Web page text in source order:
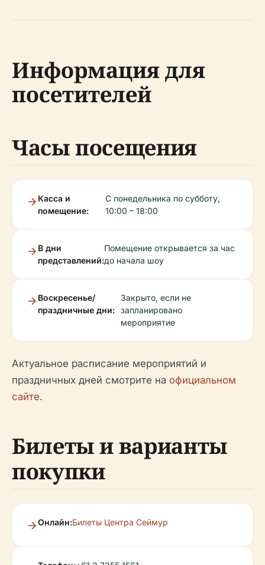
Информация для
посетителей
Часы посещения
Касса и
помещение:
С понедельника по субботу,
10:00 – 18:00
В дни
представлений:
Помещение открывается за час
до начала шоу
Воскресенье/
праздничные дни:
Закрыто, если не
запланировано
мероприятие
Актуальное расписание мероприятий и
праздничных дней смотрите на официальном
сайте.
Билеты и варианты
покупки
Онлайн:Билеты Центра Сеймур